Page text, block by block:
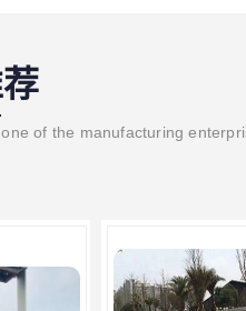
of the manufacturing